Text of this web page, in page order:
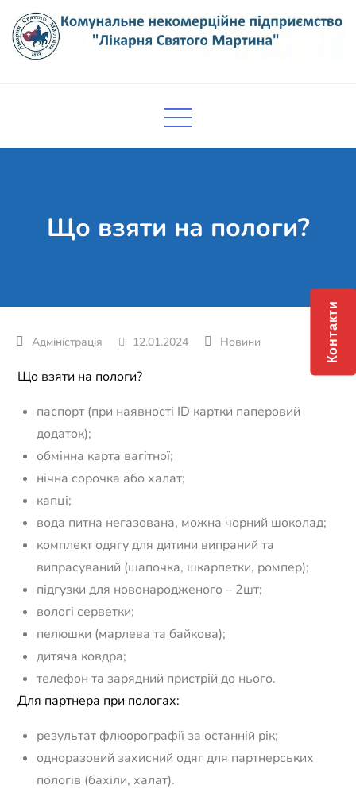
content
підприємство "Лікарня Святого
Що взяти на пологи?
12.01.2024 Новини
Що взяти на пологи?
паспорт (при наявності ID картки паперовий
додаток);
обмінна карта вагітної;
нічна сорочка або халат;
капці;
вода питна негазована, можна чорний шоколад;
комплект одягу для дитини випраний та
випрасуваний (шапочка, шкарпетки, ромпер);
підгузки для новонародженого – 2шт;
вологі серветки;
пелюшки (марлева та байкова);
дитяча ковдра;
телефон та зарядний пристрій до нього.
Для партнера при пологах:
результат флюорографії за останній рік;
одноразовий захисний одяг для партнерських
пологів (бахіли, халат).
Контакти